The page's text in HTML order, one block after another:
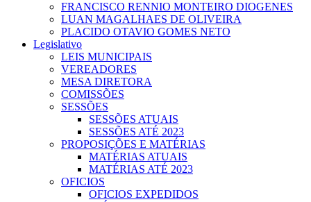
FRANCISCO RENNIO MONTEIRO DIOGENES
LUAN MAGALHAES DE OLIVEIRA
PLACIDO OTAVIO GOMES NETO
Legislativo
LEIS MUNICIPAIS
VEREADORES
MESA DIRETORA
COMISSÕES
SESSÕES
SESSÕES ATUAIS
SESSÕES ATÉ 2023
PROPOSIÇÕES E MATÉRIAS
MATÉRIAS ATUAIS
MATÉRIAS ATÉ 2023
OFICIOS
OFICIOS EXPEDIDOS